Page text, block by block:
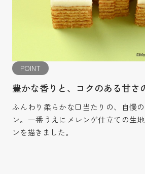
POINT
豊かな香りと、コクのある甘さ
ふんわり柔らかな口当たりの、自慢
ン。一番うえにメレンゲ仕立ての生
ンを描きました。